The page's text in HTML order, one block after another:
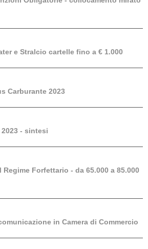
e Stralcio cartelle fino a € 1.000
Carburante 2023
- sintesi
Forfettario - da 65.000 a 85.000
in Camera di Commercio